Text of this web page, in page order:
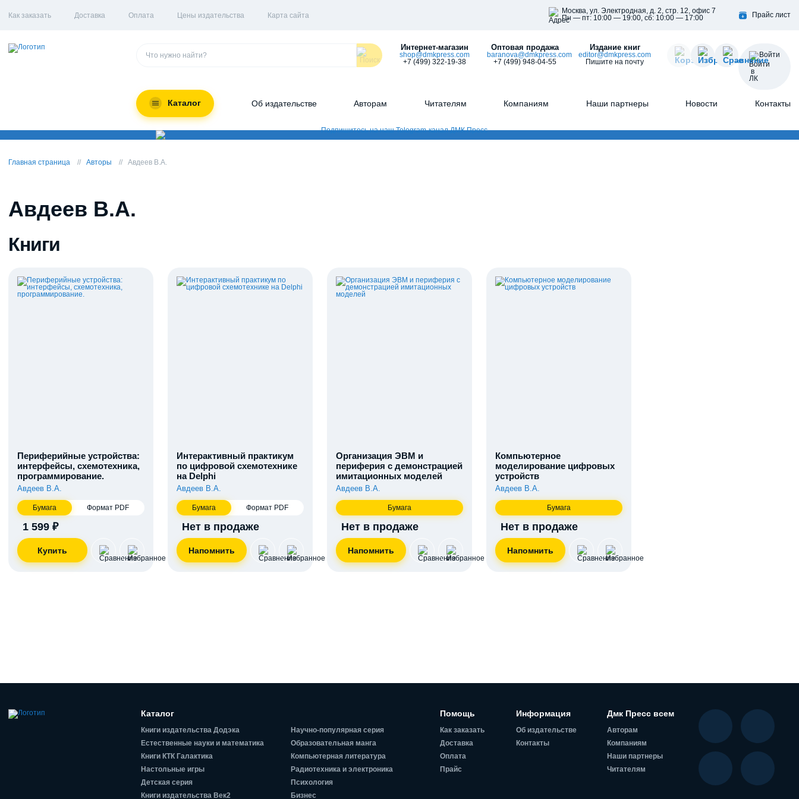
Как заказать Доставка Оплата Цены издательства Карта сайта
Москва, ул. Электродная, д. 2, стр. 12, офис 7
Пн — пт: 10:00 — 19:00, сб: 10:00 — 17:00
Прайс лист
Интернет-магазин
shop@dmkpress.com
+7 (499) 322-19-38
Оптовая продажа
baranova@dmkpress.com
+7 (499) 948-04-55
Издание книг
editor@dmkpress.com
Пишите на почту
Войти
Каталог Об издательстве Авторам Читателям Компаниям Наши партнеры Новости Контакты
Главная страница Авторы Авдеев В.А.
Авдеев В.А.
Книги
Периферийные устройства:
интерфейсы, схемотехника,
программирование.
Авдеев В.А.
Бумага Формат PDF
1 599 ₽
Интерактивный практикум
по цифровой схемотехнике
на Delphi
Авдеев В.А.
Бумага Формат PDF
Нет в продаже
Организация ЭВМ и
периферия с демонстрацией
имитационных моделей
Авдеев В.А.
Бумага
Нет в продаже
Компьютерное
моделирование цифровых
устройств
Авдеев В.А.
Бумага
Нет в продаже
Каталог
Книги издательства Додэка
Естественные науки и математика
Книги КТК Галактика
Настольные игры
Детская серия
Книги издательства Век2
Научно-популярная серия
Образовательная манга
Компьютерная литература
Радиотехника и электроника
Психология
Бизнес
Помощь
Как заказать
Доставка
Оплата
Прайс
Информация
Об издательстве
Контакты
Дмк Пресс всем
Авторам
Компаниям
Наши партнеры
Читателям